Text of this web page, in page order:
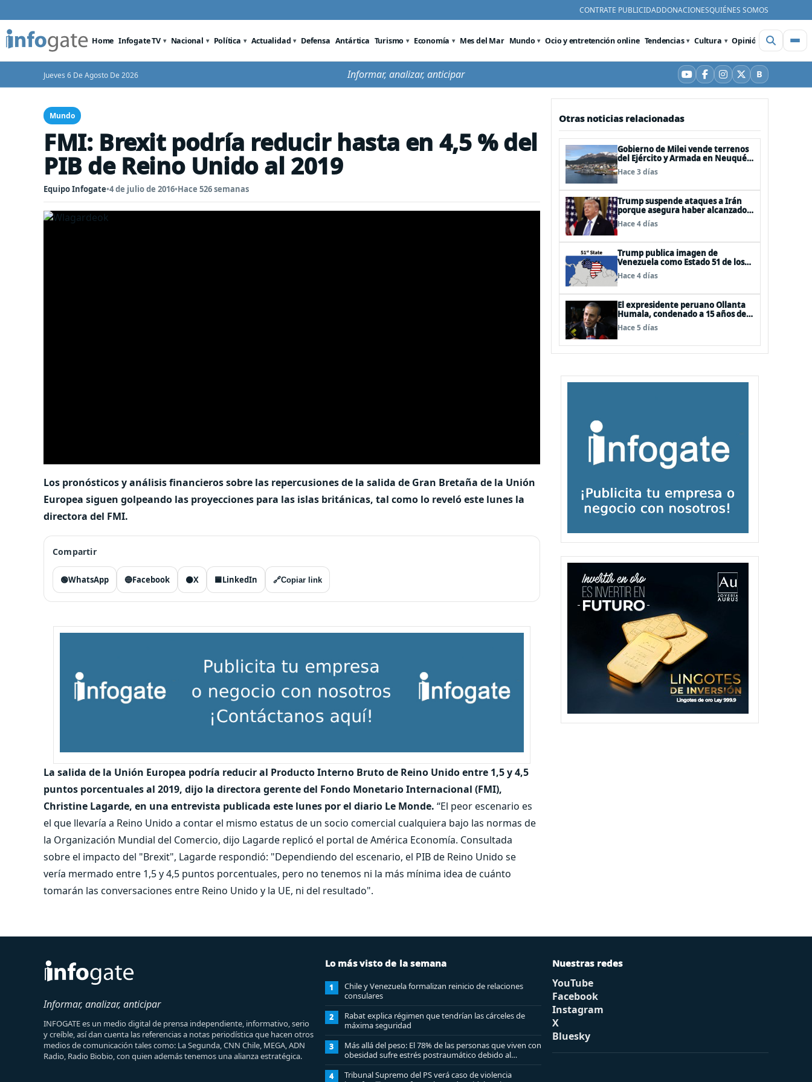
CONTRATE PUBLICIDADDONACIONESQUIÉNES SOMOS
Home Infogate TV Nacional Política Actualidad Defensa Antártica Turismo Economía Mes del Mar Mundo Ocio y entretención online Tendencias Cultura Opinión Videos
Jueves 6 De Agosto De 2026 Informar, analizar, anticipar YouTube
Facebook
Instagram
X BBluesky
Mundo
FMI: Brexit podría reducir hasta en 4,5 % del
PIB de Reino Unido al 2019
Equipo Infogate•4 de julio de 2016•Hace 526 semanas
Los pronósticos y análisis financieros sobre las repercusiones de la salida de Gran Bretaña de la Unión
Europea siguen golpeando las proyecciones para las islas británicas, tal como lo reveló este lunes la
directora del FMI.
Compartir
🟢WhatsApp 🔵Facebook ⚫X 🟦LinkedIn 🔗Copiar link
La salida de la Unión Europea podría reducir al Producto Interno Bruto de Reino Unido entre 1,5 y 4,5
puntos porcentuales al 2019, dijo la directora gerente del Fondo Monetario Internacional (FMI),
Christine Lagarde, en una entrevista publicada este lunes por el diario Le Monde. “El peor escenario es
el que llevaría a Reino Unido a contar el mismo estatus de un socio comercial cualquiera bajo las normas de
la Organización Mundial del Comercio, dijo Lagarde replicó el portal de América Economía. Consultada
sobre el impacto del "Brexit", Lagarde respondió: "Dependiendo del escenario, el PIB de Reino Unido se
vería mermado entre 1,5 y 4,5 puntos porcentuales, pero no tenemos ni la más mínima idea de cuánto
tomarán las conversaciones entre Reino Unido y la UE, ni del resultado".
Otras noticias relacionadas
Gobierno de Milei vende terrenos
del Ejército y Armada en Neuquén
y Ushuaia
Hace 3 días
Trump suspende ataques a Irán
porque asegura haber alcanzado
«las bases de un acuerdo»
Hace 4 días
Trump publica imagen de
Venezuela como Estado 51 de los
EEUU
Hace 4 días
El expresidente peruano Ollanta
Humala, condenado a 15 años de
cárcel, sale libre al anularse su
caso
Hace 5 días
Informar, analizar, anticipar
INFOGATE es un medio digital de prensa independiente, informativo, serio
y creíble, así dan cuenta las referencias a notas periodística que hacen otros
medios de comunicación tales como: La Segunda, CNN Chile, MEGA, ADN
Radio, Radio Biobio, con quien además tenemos una alianza estratégica.
Lo más visto de la semana
1
Chile y Venezuela formalizan reinicio de relaciones
consulares
2
Rabat explica régimen que tendrían las cárceles de
máxima seguridad
3
Más allá del peso: El 78% de las personas que viven con
obesidad sufre estrés postraumático debido al
estigma
4
Tribunal Supremo del PS verá caso de violencia
Nuestras redes
YouTube
Facebook
Instagram
X
Bluesky